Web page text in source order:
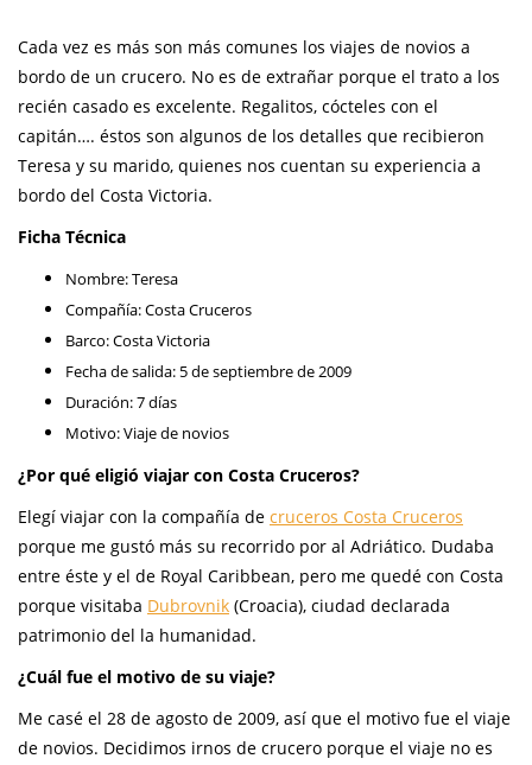
Cada vez es más son más comunes los viajes de novios a
bordo de un crucero. No es de extrañar porque el trato a los
recién casado es excelente. Regalitos, cócteles con el
capitán…. éstos son algunos de los detalles que recibieron
Teresa y su marido, quienes nos cuentan su experiencia a
bordo del Costa Victoria.
Ficha Técnica
Nombre: Teresa
Compañía: Costa Cruceros
Barco: Costa Victoria
Fecha de salida: 5 de septiembre de 2009
Duración: 7 días
Motivo: Viaje de novios
¿Por qué eligió viajar con Costa Cruceros?
Elegí viajar con la compañía de cruceros Costa Cruceros
porque me gustó más su recorrido por al Adriático. Dudaba
entre éste y el de Royal Caribbean, pero me quedé con Costa
porque visitaba Dubrovnik (Croacia), ciudad declarada
patrimonio del la humanidad.
¿Cuál fue el motivo de su viaje?
Me casé el 28 de agosto de 2009, así que el motivo fue el viaje
de novios. Decidimos irnos de crucero porque el viaje no es